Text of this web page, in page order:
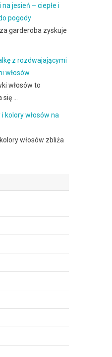
jesień – ciepłe i
pogody
garderoba zyskuje
z rozdwajającymi
włosów
włosów to
…
kolory włosów na
włosów zbliża